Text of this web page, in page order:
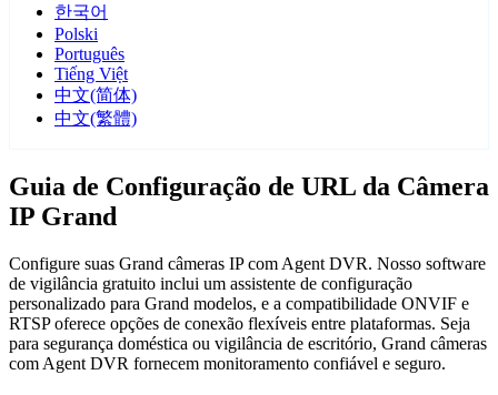
한국어
Polski
Português
Tiếng Việt
中文(简体)
中文(繁體)
Guia de Configuração de URL da Câmera
IP Grand
Configure suas Grand câmeras IP com Agent DVR. Nosso software
de vigilância gratuito inclui um assistente de configuração
personalizado para Grand modelos, e a compatibilidade ONVIF e
RTSP oferece opções de conexão flexíveis entre plataformas. Seja
para segurança doméstica ou vigilância de escritório, Grand câmeras
com Agent DVR fornecem monitoramento confiável e seguro.